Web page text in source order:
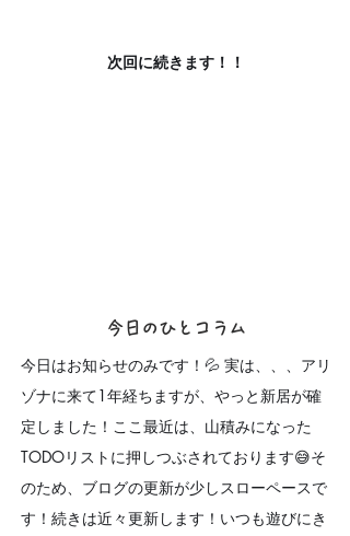
次回に続きます！！
今日のひとコラム
今日はお知らせのみです！💦 実は、、、アリ
ゾナに来て1年経ちますが、やっと新居が確
定しました！ここ最近は、山積みになった
TODOリストに押しつぶされております😅そ
のため、ブログの更新が少しスローペースで
す！続きは近々更新します！いつも遊びにき